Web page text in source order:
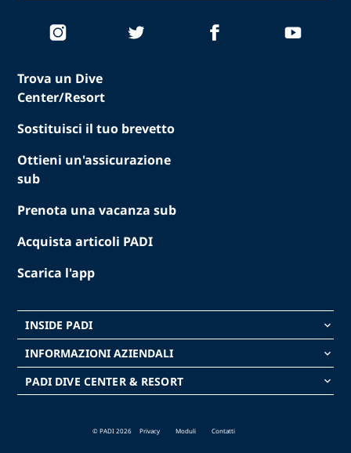
Trova un Dive
Center/Resort
Sostituisci il tuo brevetto
Ottieni un'assicurazione
sub
Prenota una vacanza sub
Acquista articoli PADI
Scarica l'app
INSIDE PADI keyboard_arrow_down
INFORMAZIONI AZIENDALI keyboard_arrow_down
PADI DIVE CENTER & RESORT keyboard_arrow_down
© PADI 2026 Privacy Moduli Contatti